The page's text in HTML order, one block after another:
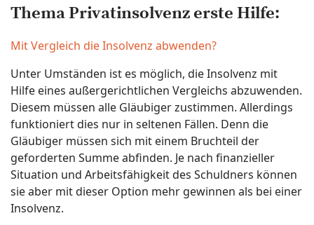
Thema Privatinsolvenz erste Hilfe:
Mit Vergleich die Insolvenz abwenden?
Unter Umständen ist es möglich, die Insolvenz mit
Hilfe eines außergerichtlichen Vergleichs abzuwenden.
Diesem müssen alle Gläubiger zustimmen. Allerdings
funktioniert dies nur in seltenen Fällen. Denn die
Gläubiger müssen sich mit einem Bruchteil der
geforderten Summe abfinden. Je nach finanzieller
Situation und Arbeitsfähigkeit des Schuldners können
sie aber mit dieser Option mehr gewinnen als bei einer
Insolvenz.